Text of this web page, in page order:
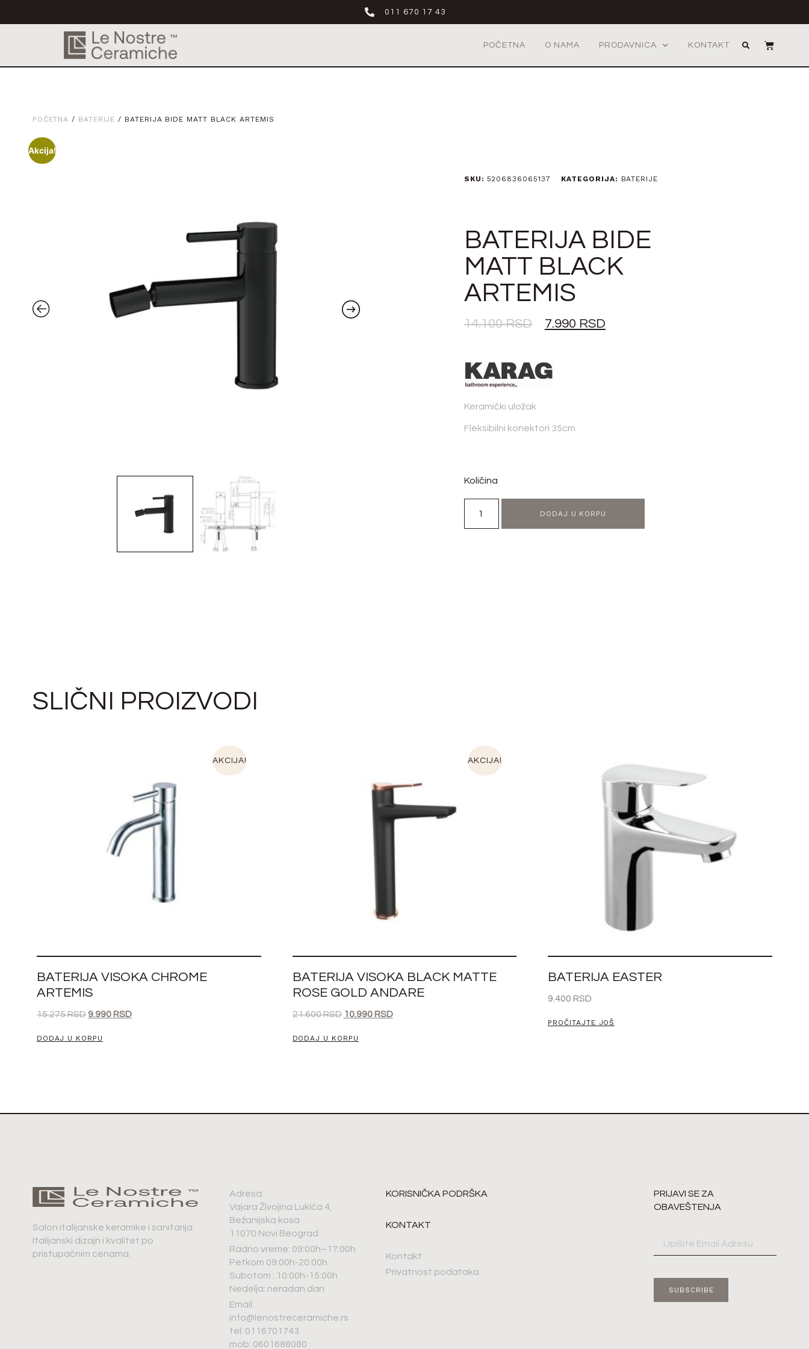
011 670 17 43
POČETNA O NAMA PRODAVNICA KONTAKT
POČETNA / BATERIJE / BATERIJA BIDE MATT BLACK ARTEMIS
Akcija!
SKU: 5206836065137 KATEGORIJA: BATERIJE
BATERIJA BIDE
MATT BLACK
ARTEMIS
14.100RSD 7.990 RSD
Keramički uložak
Fleksibilni konektori 35cm
Količina
DODAJ U KORPU
SLIČNI PROIZVODI
AKCIJA!
BATERIJA VISOKA CHROME
ARTEMIS
15.275RSD 9.990 RSD
DODAJ U KORPU
AKCIJA!
BATERIJA VISOKA BLACK MATTE
ROSE GOLD ANDARE
21.600RSD 10.990 RSD
DODAJ U KORPU
BATERIJA EASTER
9.400RSD
PROČITAJTE JOŠ
Salon italijanske keramike i sanitarija.
Italijanski dizajn i kvalitet po
pristupačnim cenama.
Adresa:
Vajara Živojina Lukića 4,
Bežanijska kosa
11070 Novi Beograd
Radno vreme: 09:00h–17:00h
Petkom 09:00h-20:00h
Subotom : 10:00h-15:00h
Nedelja: neradan dan
Email:
info@lenostreceramiche.rs
tel: 0116701743
mob: 0601688080
KORISNIČKA PODRŠKA
KONTAKT
Kontakt
Privatnost podataka
PRIJAVI SE ZA
OBAVEŠTENJA
SUBSCRIBE